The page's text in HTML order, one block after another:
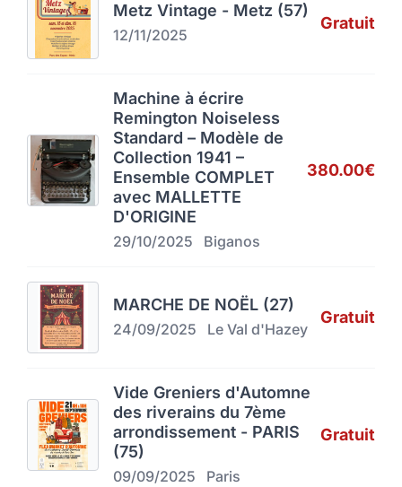
Metz Vintage - Metz (57)
12/11/2025
Gratuit
Machine à écrire
Remington Noiseless
Standard – Modèle de
Collection 1941 –
Ensemble COMPLET
avec MALLETTE
D'ORIGINE
29/10/2025 Biganos
380.00€
MARCHE DE NOËL (27)
24/09/2025 Le Val d'Hazey
Gratuit
Vide Greniers d'Automne
des riverains du 7ème
arrondissement - PARIS
(75)
09/09/2025 Paris
Gratuit